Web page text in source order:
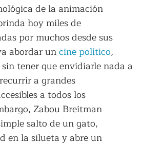
de la animación
hoy miles de
por muchos desde sus
abordar uncine político,
tener que envidiarle nada a
a grandes
a todos los
Zabou Breitman
salto de un gato,
en la silueta y abre un